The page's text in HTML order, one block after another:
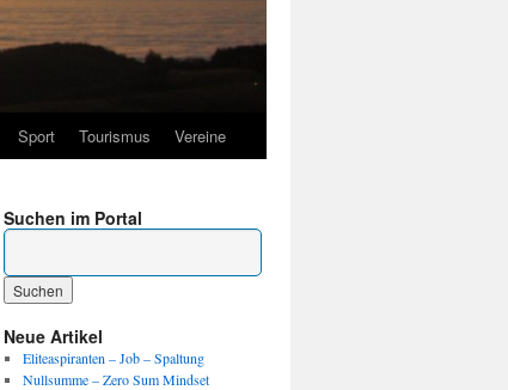
Sport Tourismus Vereine
Suchen im Portal
Neue Artikel
Eliteaspiranten – Job – Spaltung
Nullsumme – Zero Sum Mindset